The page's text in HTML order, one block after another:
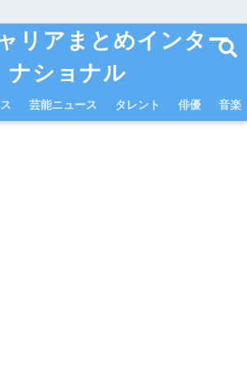
リアまとめインター
ナショナル
芸能ニュース タレント 俳優 音楽